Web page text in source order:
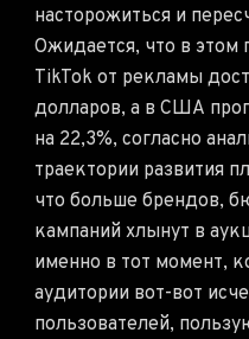
насторожиться и
Ожидается, что в этом
TikTok от рекламы
долларов, а в США
на 22,3%, согласно
траектории развития
что больше брендов,
кампаний хлынут в
именно в тот момент,
аудитории вот-вот
пользователей,